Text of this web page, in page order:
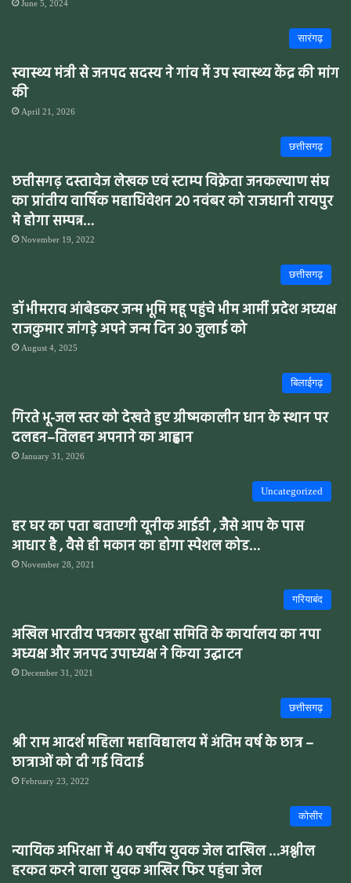
June 5, 2024
सारंगढ़
स्वास्थ्य मंत्री से जनपद सदस्य ने गांव में उप स्वास्थ्य केंद्र की मांग
की
April 21, 2026
छत्तीसगढ़
छत्तीसगढ़ दस्तावेज लेखक एवं स्टाम्प विक्रेता जनकल्याण संघ
का प्रांतीय वार्षिक महाधिवेशन 20 नवंबर को राजधानी रायपुर
मे होगा सम्पन्न…
November 19, 2022
छत्तीसगढ़
डॉ भीमराव आंबेडकर जन्म भूमि महू पहुंचे भीम आर्मी प्रदेश अध्यक्ष
राजकुमार जांगड़े अपने जन्म दिन 30 जुलाई को
August 4, 2025
बिलाईगढ़
गिरते भू-जल स्तर को देखते हुए ग्रीष्मकालीन धान के स्थान पर
दलहन–तिलहन अपनाने का आह्वान
January 31, 2026
Uncategorized
हर घर का पता बताएगी यूनीक आईडी , जैसे आप के पास
आधार है , वैसे ही मकान का होगा स्पेशल कोड…
November 28, 2021
गरियाबंद
अखिल भारतीय पत्रकार सुरक्षा समिति के कार्यालय का नपा
अध्यक्ष और जनपद उपाध्यक्ष ने किया उद्घाटन
December 31, 2021
छत्तीसगढ़
श्री राम आदर्श महिला महाविद्यालय में अंतिम वर्ष के छात्र –
छात्राओं को दी गई विदाई
February 23, 2022
कोसीर
न्यायिक अभिरक्षा में 40 वर्षीय युवक जेल दाखिल …अश्लील
हरकत करने वाला युवक आखिर फिर पहुंचा जेल